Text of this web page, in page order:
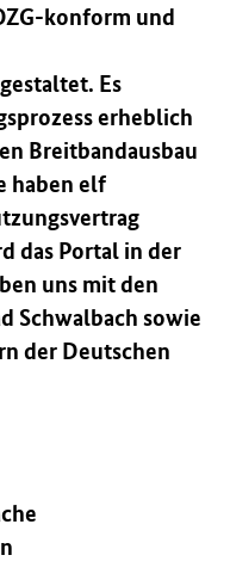
konform und
Es
erheblich
Breitbandausbau
haben elf
das Portal in der
uns mit den
Schwalbach sowie
der Deutschen